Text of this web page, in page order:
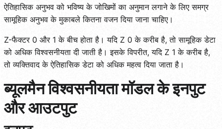
ऐतिहासिक अनुभव को भविष्य के जोखिमों का अनुमान लगाने के लिए समग्र
सामूहिक अनुभव के मुकाबले कितना वजन दिया जाना चाहिए।
Z-फैक्टर 0 और 1 के बीच होता है। यदि Z 0 के करीब है, तो सामूहिक डेटा
को अधिक विश्वसनीयता दी जाती है। इसके विपरीत, यदि Z 1 के करीब है,
तो व्यक्तिवाद के ऐतिहासिक डेटा को अधिक महत्व दिया जाता है।
ब्यूलमैन विश्वसनीयता मॉडल के इनपुट
और आउटपुट